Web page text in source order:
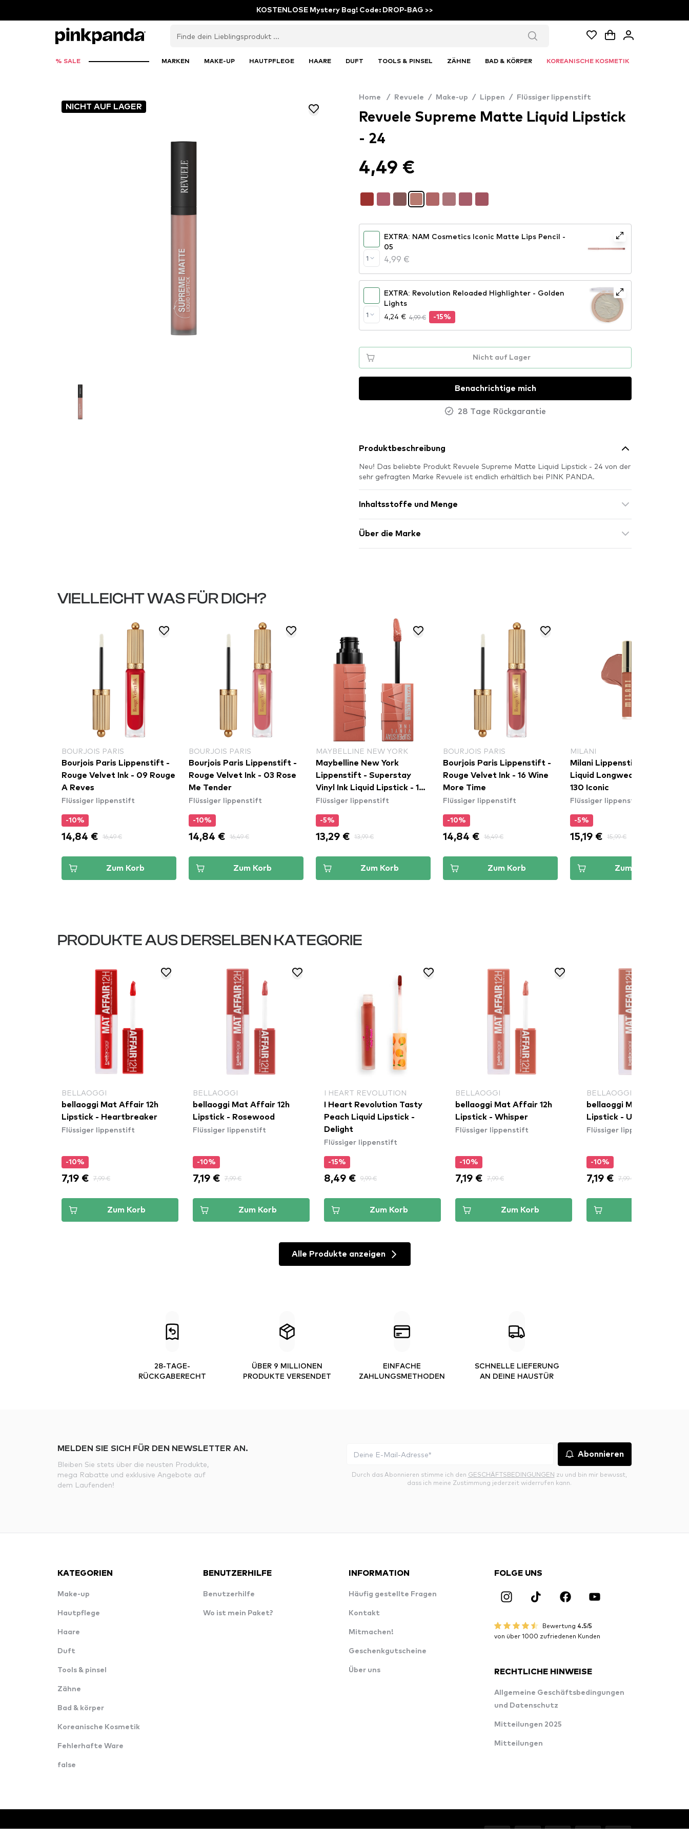
KOSTENLOSE Mystery Bag! Code: DROP-BAG >>
% SALE MARKEN MAKE-UP HAUTPFLEGE HAARE DUFT TOOLS & PINSEL ZÄHNE BAD & KÖRPER KOREANISCHE KOSMETIK
NICHT AUF LAGER
Home / Revuele / Make-up / Lippen / Flüssiger lippenstift
Revuele Supreme Matte Liquid Lipstick
- 24
4,49 €
1
EXTRA: NAM Cosmetics Iconic Matte Lips Pencil -
05
4,99 €
1
EXTRA: Revolution Reloaded Highlighter - Golden
Lights
4,24 € 4,99 € -15%
Nicht auf Lager
Benachrichtige mich
28 Tage Rückgarantie
Produktbeschreibung
Neu! Das beliebte Produkt Revuele Supreme Matte Liquid Lipstick - 24 von der
sehr gefragten Marke Revuele ist endlich erhältlich bei PINK PANDA.
Inhaltsstoffe und Menge
Über die Marke
VIELLEICHT WAS FÜR DICH?
BOURJOIS PARIS
Bourjois Paris Lippenstift -
Rouge Velvet Ink - 09 Rouge
A Reves
Flüssiger lippenstift
-10%
14,84 € 16,49 €
Zum Korb
BOURJOIS PARIS
Bourjois Paris Lippenstift -
Rouge Velvet Ink - 03 Rose
Me Tender
Flüssiger lippenstift
-10%
14,84 € 16,49 €
Zum Korb
MAYBELLINE NEW YORK
Maybelline New York
Lippenstift - Superstay
Vinyl Ink Liquid Lipstick - 105
Golden
Flüssiger lippenstift
-5%
13,29 € 13,99 €
Zum Korb
BOURJOIS PARIS
Bourjois Paris Lippenstift -
Rouge Velvet Ink - 16 Wine
More Time
Flüssiger lippenstift
-10%
14,84 € 16,49 €
Zum Korb
MILANI
Milani Lippenstift - Stay Put
Liquid Longwear Lipstick -
130 Iconic
Flüssiger lippenstift
-5%
15,19 € 15,99 €
Zum Korb
PRODUKTE AUS DERSELBEN KATEGORIE
BELLAOGGI
bellaoggi Mat Affair 12h
Lipstick - Heartbreaker
Flüssiger lippenstift
-10%
7,19 € 7,99 €
Zum Korb
BELLAOGGI
bellaoggi Mat Affair 12h
Lipstick - Rosewood
Flüssiger lippenstift
-10%
7,19 € 7,99 €
Zum Korb
I HEART REVOLUTION
I Heart Revolution Tasty
Peach Liquid Lipstick -
Delight
Flüssiger lippenstift
-15%
8,49 € 9,99 €
Zum Korb
BELLAOGGI
bellaoggi Mat Affair 12h
Lipstick - Whisper
Flüssiger lippenstift
-10%
7,19 € 7,99 €
Zum Korb
BELLAOGGI
bellaoggi Mat Affair 12h
Lipstick - Undressed
Flüssiger lippenstift
-10%
7,19 € 7,99 €
Alle Produkte anzeigen
28-TAGE-
RÜCKGABERECHT
ÜBER 9 MILLIONEN
PRODUKTE VERSENDET
EINFACHE
ZAHLUNGSMETHODEN
SCHNELLE LIEFERUNG
AN DEINE HAUSTÜR
MELDEN SIE SICH FÜR DEN NEWSLETTER AN.
Bleiben Sie stets über die neusten Produkte,
mega Rabatte und exklusive Angebote auf
dem Laufenden!
Abonnieren
Durch das Abonnieren stimme ich den GESCHÄFTSBEDINGUNGEN zu und bin mir bewusst,
dass ich meine Zustimmung jederzeit widerrufen kann.
KATEGORIEN
Make-up
Hautpflege
Haare
Duft
Tools & pinsel
Zähne
Bad & körper
Koreanische Kosmetik
Fehlerhafte Ware
false
BENUTZERHILFE
Benutzerhilfe
Wo ist mein Paket?
INFORMATION
Häufig gestellte Fragen
Kontakt
Mitmachen!
Geschenkgutscheine
Über uns
FOLGE UNS
Bewertung 4.5/5
von über 1000 zufriedenen Kunden
RECHTLICHE HINWEISE
Allgemeine Geschäftsbedingungen
und Datenschutz
Mitteilungen 2025
Mitteilungen